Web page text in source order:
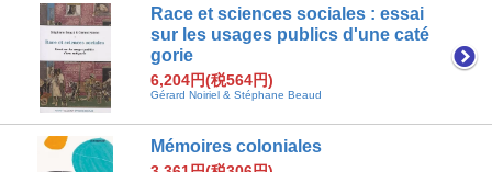
Race et sciences sociales : essai
sur les usages publics d'une caté
gorie
6,204円(税564円)
Gérard Noiriel & Stéphane Beaud
Mémoires coloniales